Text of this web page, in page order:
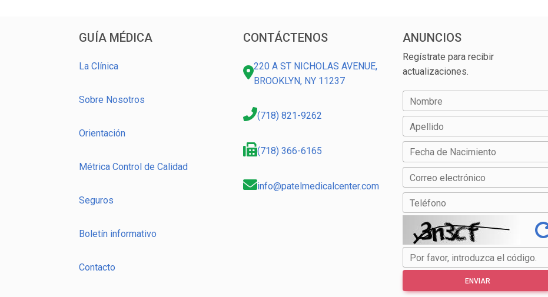
GUÍA MÉDICA
La Clínica
Sobre Nosotros
Orientación
Métrica Control de Calidad
Seguros
Boletín informativo
Contacto
CONTÁCTENOS
220 A ST NICHOLAS AVENUE,
BROOKLYN, NY 11237
(718) 821-9262
(718) 366-6165
info@patelmedicalcenter.com
ANUNCIOS
Regístrate para recibir
actualizaciones.
Nombre
Apellido
Fecha de Nacimiento
Correo electrónico
Teléfono
Por favor, introduzca el código.
ENVIAR